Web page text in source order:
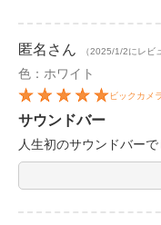
匿名 さん （2025/1/2にレビ
色：ホワイト
ビックカメ
サウンドバー
人生初のサウンドバー